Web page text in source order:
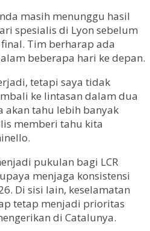
masih menunggu hasil
spesialis di Lyon sebelum
Tim berharap ada
beberapa hari ke depan.
tetapi saya tidak
ke lintasan dalam dua
akan tahu lebih banyak
memberi tahu kita
pukulan bagi LCR
menjaga konsistensi
Di sisi lain, keselamatan
tetap menjadi prioritas
di Catalunya.